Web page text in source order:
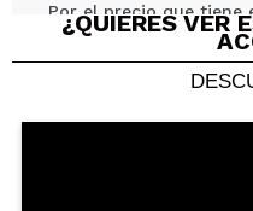
Por el precio que tiene
bien y se difumina
las horas
¿Recomendarías su
Opinión
¿QUIERES VER